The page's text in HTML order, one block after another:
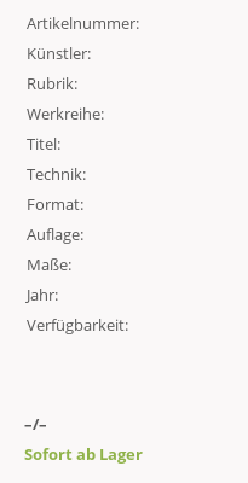
Artikelnummer:
Künstler:
Rubrik:
Werkreihe:
Titel:
Technik:
Format:
Auflage:
Maße:
Jahr:
Verfügbarkeit:
–/–
Sofort ab Lager